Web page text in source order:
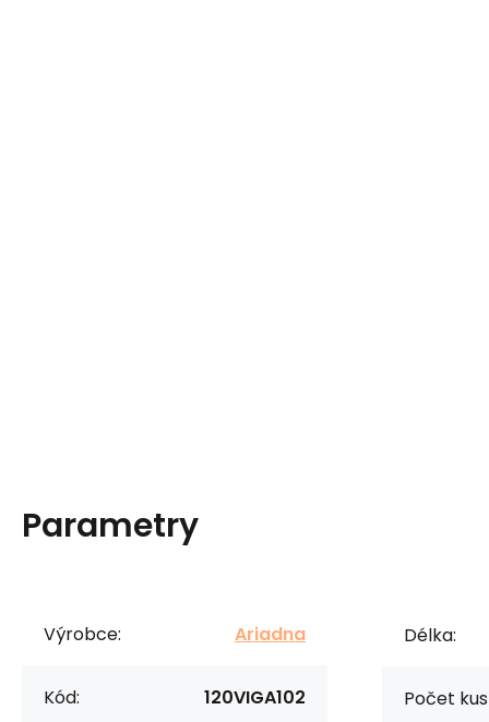
Parametry
Výrobce: Ariadna
Kód: 120VIGA102
Délka:
Počet